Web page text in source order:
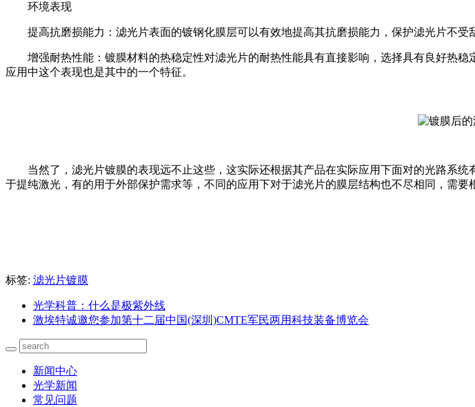
环境表现
提高抗磨损能力：滤光片表面的镀钢化膜层可以有效地提高其抗磨损能力，保护滤光片不
增强耐热性能：镀膜材料的热稳定性对滤光片的耐热性能具有直接影响，选择具有良好热
应用中这个表现也是其中的一个特征。
当然了，滤光片镀膜的表现远不止这些，这实际还根据其产品在实际应用下面对的光路系
于提纯激光，有的用于外部保护需求等，不同的应用下对于滤光片的膜层结构也不尽相同，需要
标签: 滤光片镀膜
光学科普：什么是极紫外线
激埃特诚邀您参加第十二届中国(深圳)CMTE军民两用科技装备博览会
新闻中心
光学新闻
常见问题